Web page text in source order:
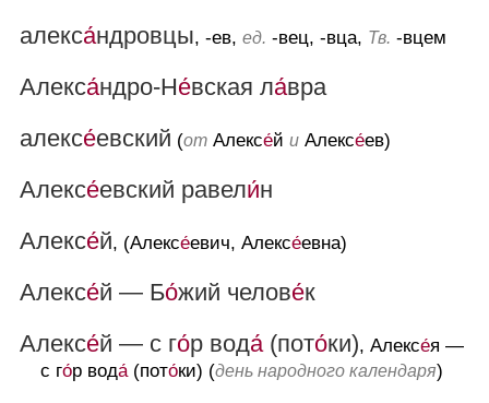
алекса́ндровцы, -ев, ед. -вец, -вца, Тв. -вцем
Алекса́ндро-Не́вская ла́вра
алексе́евский (от Алексе́й и Алексе́ев)
Алексе́евский равели́н
Алексе́й, (Алексе́евич, Алексе́евна)
Алексе́й — Бо́жий челове́к
Алексе́й — с го́р вода́(пото́ки), Алексе́я —
с го́р вода́(пото́ки) (день народного календаря)